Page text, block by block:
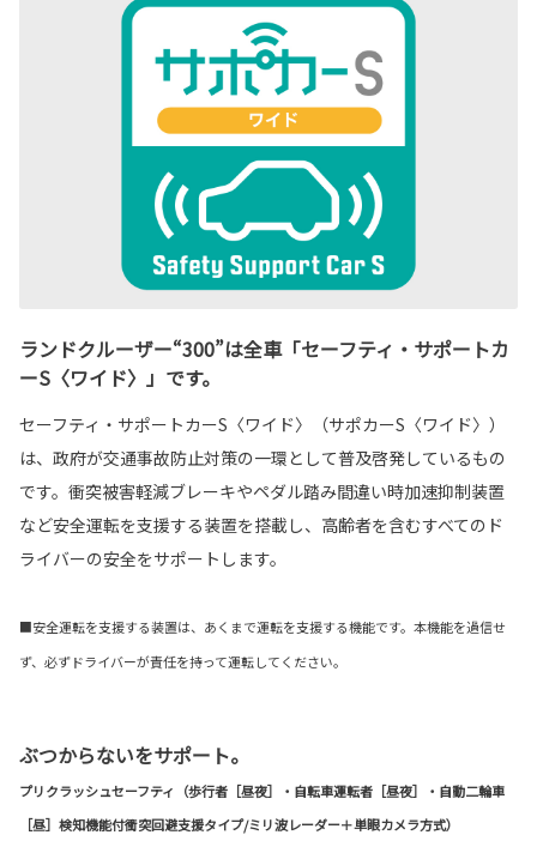
ランドクルーザー“300”は全車「セーフティ・サポートカ
ーS〈ワイド〉」です。
セーフティ・サポートカーS〈ワイド〉（サポカーS〈ワイド〉）
は、政府が交通事故防止対策の一環として普及啓発しているもの
です。衝突被害軽減ブレーキやペダル踏み間違い時加速抑制装置
など安全運転を支援する装置を搭載し、高齢者を含むすべてのド
ライバーの安全をサポートします。
■安全運転を支援する装置は、あくまで運転を支援する機能です。本機能を過信せ
ず、必ずドライバーが責任を持って運転してください。
ぶつからないをサポート。
プリクラッシュセーフティ（歩行者［昼夜］・自転車運転者［昼夜］・自動二輪車
［昼］検知機能付衝突回避支援タイプ/ミリ波レーダー＋単眼カメラ方式）